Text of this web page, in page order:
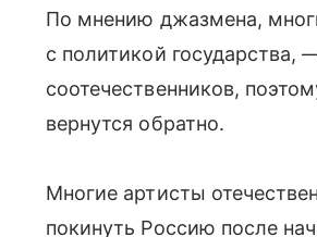
По мнению джазмена,
с политикой
соотечественников,
вернутся обратно.
Многие артисты
покинуть Россию после